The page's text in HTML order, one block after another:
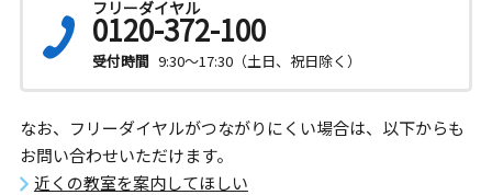
フリーダイヤル
0120-372-100
受付時間 9:30～17:30（土日、祝日除く）
なお、フリーダイヤルがつながりにくい場合は、以下からも
お問い合わせいただけます。
近くの教室を案内してほしい